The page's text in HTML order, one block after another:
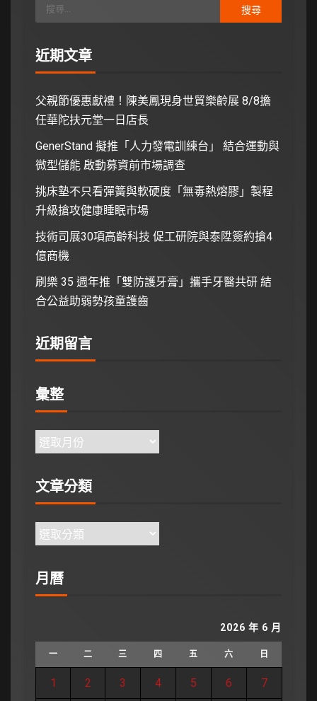
近期文章
父親節優惠獻禮！陳美鳳現身世貿樂齡展 8/8擔
任華陀扶元堂一日店長
GenerStand 擬推「人力發電訓練台」 結合運動與
微型儲能 啟動募資前市場調查
挑床墊不只看彈簧與軟硬度「無毒熱熔膠」製程
升級搶攻健康睡眠市場
技術司展30項高齡科技 促工研院與泰陞簽約搶4
億商機
刷樂 35 週年推「雙防護牙膏」攜手牙醫共研 結
合公益助弱勢孩童護齒
近期留言
彙整
文章分類
月曆
2026 年 6 月
一 二 三 四 五 六 日
1 2 3 4 5 6 7